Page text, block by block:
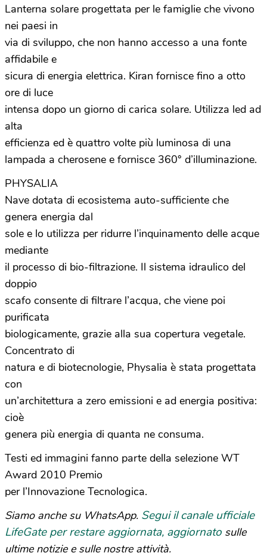
Lanterna solare progettata per le famiglie che vivono
nei paesi in
via di sviluppo, che non hanno accesso a una fonte
affidabile e
sicura di energia elettrica. Kiran fornisce fino a otto
ore di luce
intensa dopo un giorno di carica solare. Utilizza led ad
alta
efficienza ed è quattro volte più luminosa di una
lampada a cherosene e fornisce 360° d’illuminazione.
PHYSALIA
Nave dotata di ecosistema auto-sufficiente che
genera energia dal
sole e lo utilizza per ridurre l’inquinamento delle acque
mediante
il processo di bio-filtrazione. Il sistema idraulico del
doppio
scafo consente di filtrare l’acqua, che viene poi
purificata
biologicamente, grazie alla sua copertura vegetale.
Concentrato di
natura e di biotecnologie, Physalia è stata progettata
con
un’architettura a zero emissioni e ad energia positiva:
cioè
genera più energia di quanta ne consuma.
Testi ed immagini fanno parte della selezione WT
Award 2010 Premio
per l’Innovazione Tecnologica.
Siamo anche su WhatsApp. Segui il canale ufficiale
LifeGate per restare aggiornata, aggiornato sulle
ultime notizie e sulle nostre attività.